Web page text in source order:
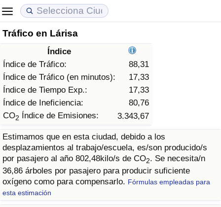
Tráfico en Lárisa
Índice
Índice de Tráfico:
88,31
Índice de Tráfico (en minutos):
17,33
Índice de Tiempo Exp.:
17,33
Índice de Ineficiencia:
80,76
CO2 Índice de Emisiones: 3.343,67
Estimamos que en esta ciudad, debido a los
desplazamientos al trabajo/escuela, es/son producido/s
por pasajero al año 802,48kilo/s de CO2. Se necesita/n
36,86 árboles por pasajero para producir suficiente
oxígeno como para compensarlo. Fórmulas empleadas para
esta estimación
Coste de vida
Índice de Costo de Vida (Actual)
Índice de Costo de Vida
Índice de costo de vida por país
en aqaba
Precios de las propiedades
Índice de Precios de Inmuebles (Actual)
Índice de Precios de Inmuebles
Índice de Precios de Inmuebles por País
Calidad de Vida
Índice de Calidad de Vida
Índice de Calidad de Vida (Actual)
Índice de calidad de vida por país
Delincuencia
Calificación del Índice de Criminalidad
(Actual)